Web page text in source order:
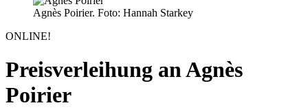
Agnès Poirier. Foto: Hannah Starkey
ONLINE!
Preisverleihung an Agnès
Poirier